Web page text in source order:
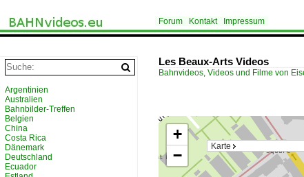
Forum Kontakt Impressum
Les Beaux-Arts Videos
Bahnvideos, Videos und Filme von
Karte
+
−
Argentinien
Australien
Bahnbilder-Treffen
Belgien
China
Costa Rica
Dänemark
Deutschland
Ecuador